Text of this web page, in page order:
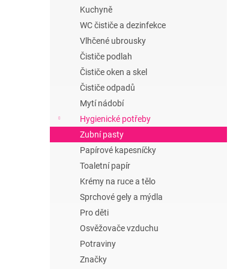
Kuchyně
WC čističe a dezinfekce
Vlhčené ubrousky
Čističe podlah
Čističe oken a skel
Čističe odpadů
Mytí nádobí
Hygienické potřeby
Zubní pasty
Papírové kapesníčky
Toaletní papír
Krémy na ruce a tělo
Sprchové gely a mýdla
Pro děti
Osvěžovače vzduchu
Potraviny
Značky